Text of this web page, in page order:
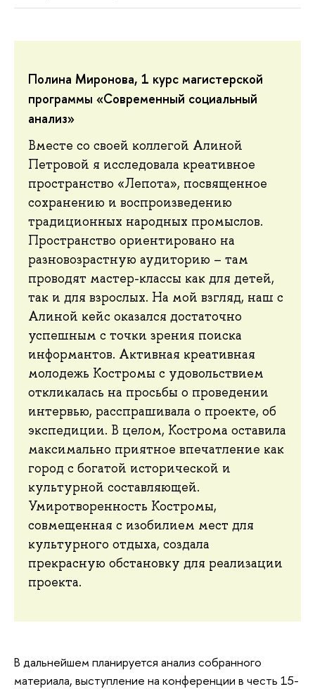
Полина Миронова, 1 курс магистерской
программы «Современный социальный
анализ»
Вместе со своей коллегой Алиной
Петровой я исследовала креативное
пространство «Лепота», посвященное
сохранению и воспроизведению
традиционных народных промыслов.
Пространство ориентировано на
разновозрастную аудиторию – там
проводят мастер-классы как для детей,
так и для взрослых. На мой взгляд, наш с
Алиной кейс оказался достаточно
успешным с точки зрения поиска
информантов. Активная креативная
молодежь Костромы с удовольствием
откликалась на просьбы о проведении
интервью, расспрашивала о проекте, об
экспедиции. В целом, Кострома оставила
максимально приятное впечатление как
город с богатой исторической и
культурной составляющей.
Умиротворенность Костромы,
совмещенная с изобилием мест для
культурного отдыха, создала
прекрасную обстановку для реализации
проекта.
В дальнейшем планируется анализ собранного
материала, выступление на конференции в честь 15-